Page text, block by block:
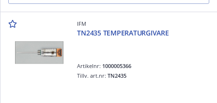
IFM
TN2435 TEMPERATURGIVARE
Artikelnr: 1000005366
Tillv. art.nr:TN2435